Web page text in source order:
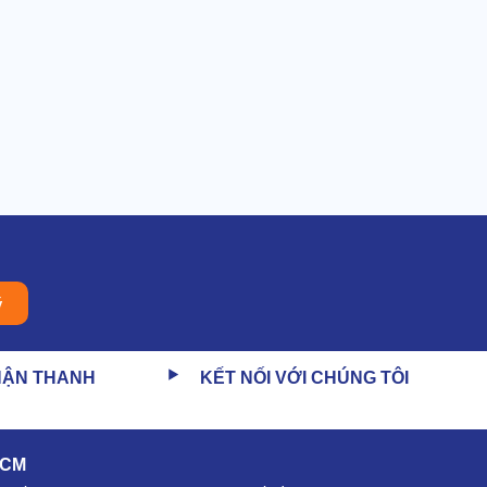
THANH
KẾT NỐI VỚI CHÚNG TÔI